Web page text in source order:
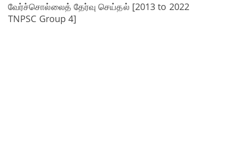
வேர்ச்சொல்லைத் தேர்வு செய்தல் [2013 to 2022
TNPSC Group 4]